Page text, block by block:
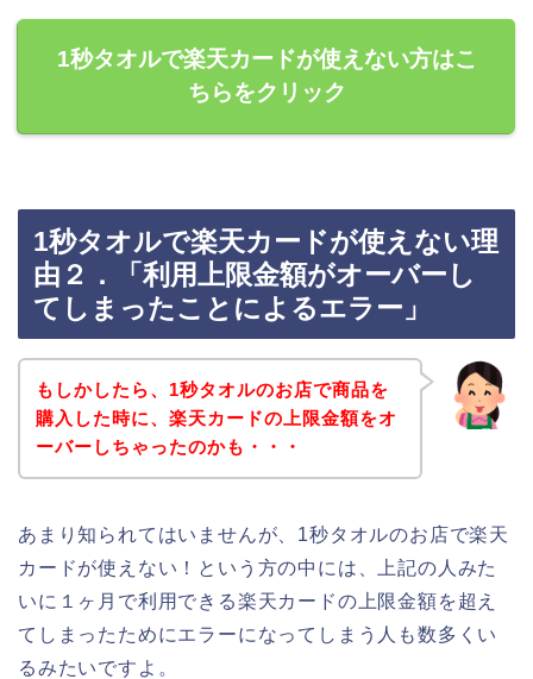
1秒タオルで楽天カードが使えない方はこ
ちらをクリック
1秒タオルで楽天カードが使えない理
由２．「利用上限金額がオーバーし
てしまったことによるエラー」
もしかしたら、1秒タオルのお店で商品を
購入した時に、楽天カードの上限金額をオ
ーバーしちゃったのかも・・・
あまり知られてはいませんが、1秒タオルのお店で楽天
カードが使えない！という方の中には、上記の人みた
いに１ヶ月で利用できる楽天カードの上限金額を超え
てしまったためにエラーになってしまう人も数多くい
るみたいですよ。